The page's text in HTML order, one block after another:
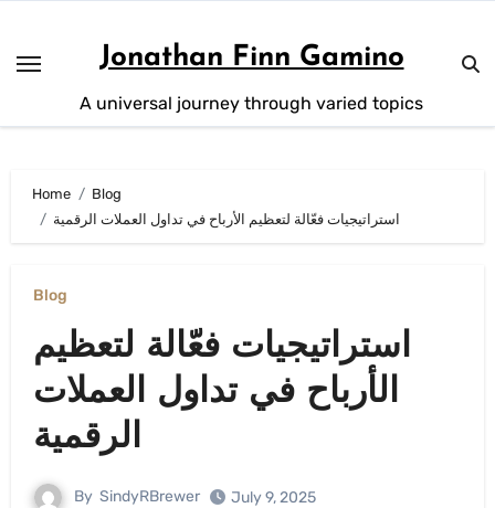
content
Jonathan Finn Gamino
A universal journey through varied topics
Home
Blog
استراتيجيات فعّالة لتعظيم الأرباح في تداول العملات الرقمية
Blog
استراتيجيات فعّالة لتعظيم
الأرباح في تداول العملات
الرقمية
By SindyRBrewer July 9, 2025